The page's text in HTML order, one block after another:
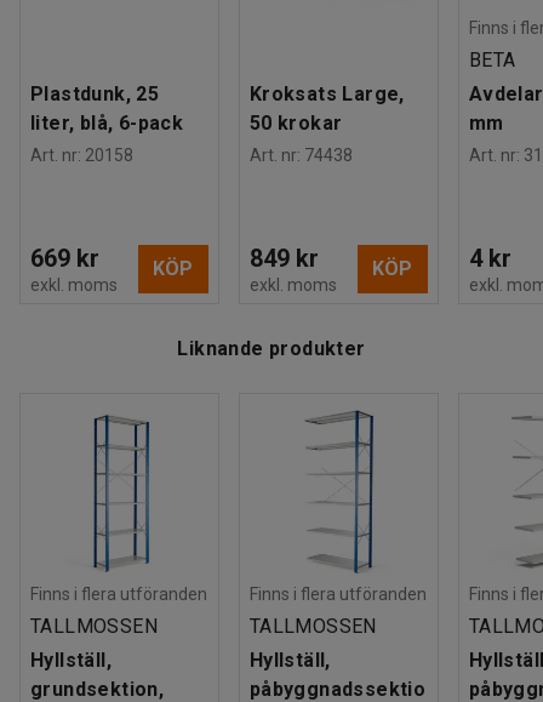
Plastdunk, 25
liter, blå, 6-pack
Art. nr: 20158
669 kr
exkl. moms
KÖP
Kroksats Large,
50 krokar
Art. nr: 74438
849 kr
exkl. moms
KÖP
Finns i
BETA
mm
Art. nr:
4 kr
exkl.
Liknande produkter
Finns i flera utföranden
TALLMOSSEN
Hyllställ,
grundsektion,
Finns i flera utföranden
TALLMOSSEN
Hyllställ,
påbyggnadssektio
Finns i